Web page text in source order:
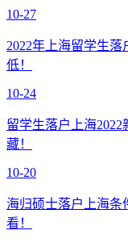
10-27
2022年上海留学生
低！
10-24
留学生落户上海
藏！
10-20
海归硕士落户上海条
看！